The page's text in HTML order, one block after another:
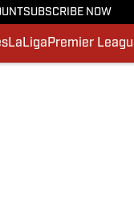
SUBSCRIBE NOW
LaLiga Premier